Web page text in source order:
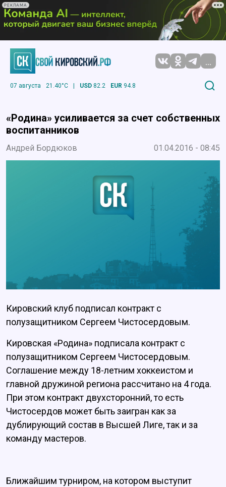
РЕКЛАМА
...
07 августа 21.40°C | USD 82.2 EUR 94.8
«Родина» усиливается за счет собственных
воспитанников
Андрей Бордюков 01.04.2016 - 08:45
Кировский клуб подписал контракт с
полузащитником Сергеем Чистосердовым.
Кировская «Родина» подписала контракт с
полузащитником Сергеем Чистосердовым.
Соглашение между 18-летним хоккеистом и
главной дружиной региона рассчитано на 4 года.
При этом контракт двухсторонний, то есть
Чистосердов может быть заигран как за
дублирующий состав в Высшей Лиге, так и за
команду мастеров.
Ближайшим турниром, на котором выступит